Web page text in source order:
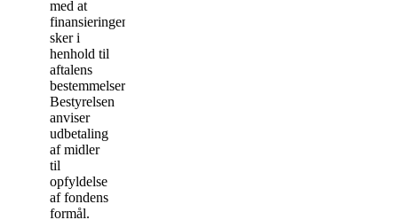
med at
finansieringen
sker i
henhold til
aftalens
bestemmelser.
Bestyrelsen
anviser
udbetaling
af midler
til
opfyldelse
af fondens
formål.